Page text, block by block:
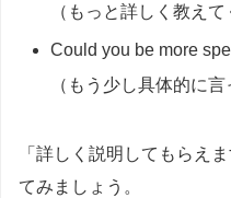
（もっと詳しく教えて
Could you be more
（もう少し具体的に
「詳しく説明してもらえ
てみましょう。